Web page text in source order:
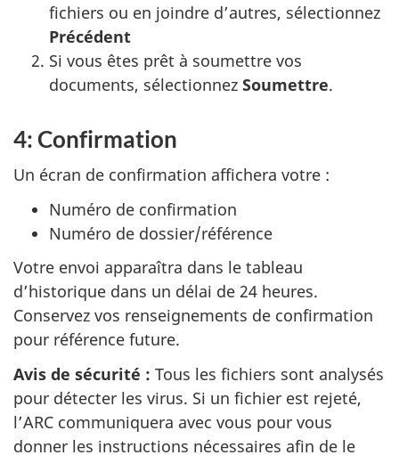
fichiers ou en joindre d’autres, sélectionnez
Précédent
Si vous êtes prêt à soumettre vos
documents, sélectionnez Soumettre.
4: Confirmation
Un écran de confirmation affichera votre :
Numéro de confirmation
Numéro de dossier/référence
Votre envoi apparaîtra dans le tableau
d’historique dans un délai de 24 heures.
Conservez vos renseignements de confirmation
pour référence future.
Avis de sécurité : Tous les fichiers sont analysés
pour détecter les virus. Si un fichier est rejeté,
l’ARC communiquera avec vous pour vous
donner les instructions nécessaires afin de le